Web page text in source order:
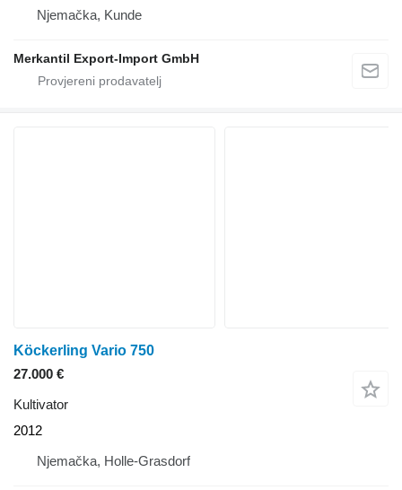
Njemačka, Kunde
Merkantil Export-Import GmbH
Köckerling Vario 750
27.000 €
Kultivator
2012
Njemačka, Holle-Grasdorf